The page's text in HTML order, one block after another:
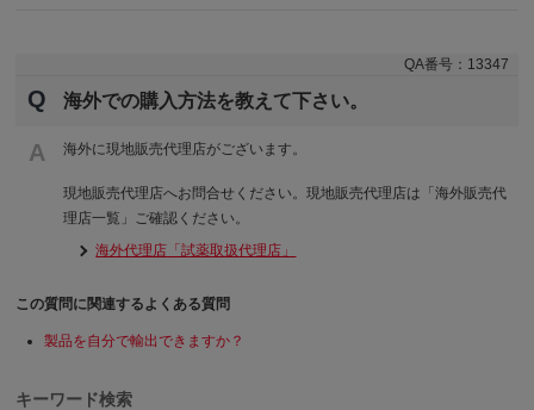
QA番号： 13347
Q 海外での購入方法を教えて下さい。
A 海外に現地販売代理店がございます。
現地販売代理店へお問合せください。現地販売代理店は「海外販売代
理店一覧」ご確認ください。
海外代理店「試薬取扱代理店」
この質問に関連するよくある質問
製品を自分で輸出できますか？
キーワード検索